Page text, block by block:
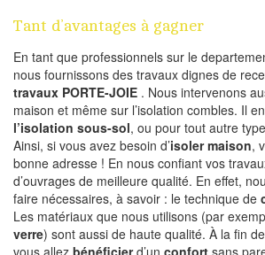
Tant d’avantages à gagner
En tant que professionnels sur le
nous fournissons des travaux dignes de
travaux PORTE-JOIE . Nous intervenons
maison et même sur l’isolation combles. Il
l’isolation sous-sol, ou pour tout autre
Ainsi, si vous avez besoin d’isoler maison,
bonne adresse ! En nous confiant vos
d’ouvrages de meilleure qualité. En effet,
faire nécessaires, à savoir : le technique de
Les matériaux que nous utilisons (par
verre) sont aussi de haute qualité. À la fin